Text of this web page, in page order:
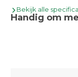
Bekijk alle
Handig om